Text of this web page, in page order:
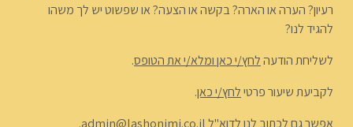
רעיון? הערה או הארה? בקשה או הצעה? או שפשוט יש לך משהו
להגיד לנו?
לשליחת הודעהלחץ/י כאן ומלא/י את הטופס.
לקביעת שיעור פרטילחץ/י כאן.
אפשר גם לכתוב לנו לדוא"לadmin@lashonimi.co.il
.